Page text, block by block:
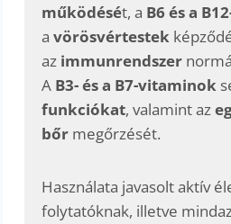
működését, a B6 és a
avörösvértestek
az immunrendszer
A B3- és a B7-vitaminok
funkciókat, valamint az
bőr megőrzését.
Használata javasolt aktív
folytatóknak, illetve